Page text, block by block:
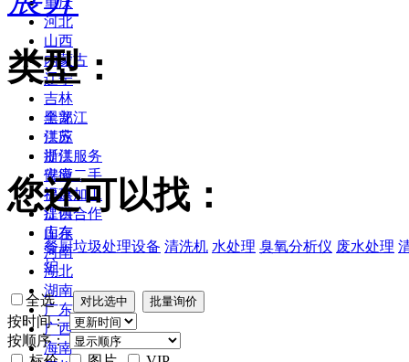
河北
山西
内蒙古
辽宁
吉林
黑龙江
江苏
浙江
安徽
福建
江西
山东
河南
湖北
湖南
广东
广西
海南
类型：
全部
供应
提供服务
供应二手
提供加工
提供合作
库存
您还可以找：
餐厨垃圾处理设备 清洗机 水处理 臭氧分析仪 废水处理
炉
全选
按时间：
按顺序：